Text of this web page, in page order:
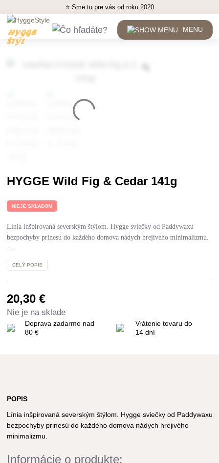
⭐ Sme tu pre vás od roku 2020
MENU
HYGGE Wild Fig & Cedar 141g
NIEJE SKLADOM
Línia inšpirovaná severským štýlom. Hygge sviečky od Paddywaxu
bezpochyby prinesú do každého domova nádych hrejivého minimalizmu.
…
CELÝ POPIS
20,30 €
Nie je na sklade
Doprava zadarmo nad
80 €
Vrátenie tovaru do
14 dní
POPIS
Línia inšpirovaná severským štýlom. Hygge sviečky od Paddywaxu
bezpochyby prinesú do každého domova nádych hrejivého
minimalizmu.
Informácie o produkte: